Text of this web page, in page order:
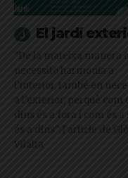
El jardí
"De la mateixa manera
necessito harmonia a
l’interior, també en
a l’exterior, perquè com
dins és a fora i com és a
és a dins": l'article de
Vilalta